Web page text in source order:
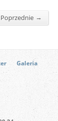
Poprzednie →
Galeria